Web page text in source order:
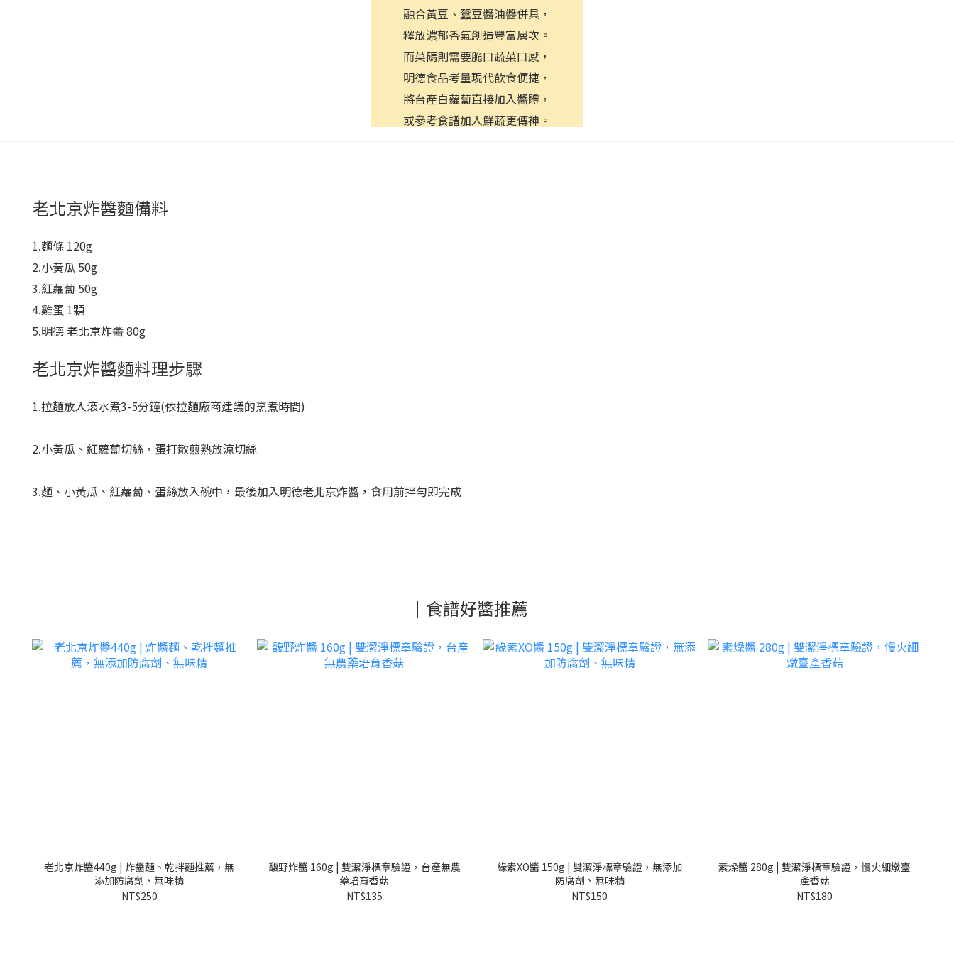
融合黃豆、蠶豆醬油醬併具，
釋放濃郁香氣創造豐富層次。
而菜碼則需要脆口蔬菜口感，
明德食品考量現代飲食便捷，
將台產白蘿蔔直接加入醬體，
或參考食譜加入鮮蔬更傳神。
老北京炸醬麵備料
1.麵條 120g
2.小黃瓜 50g
3.紅蘿蔔 50g
4.雞蛋 1顆
5.明德 老北京炸醬 80g
老北京炸醬麵料理步驟
1.拉麵放入滾水煮3-5分鐘(依拉麵廠商建議的烹煮時間)
2.小黃瓜、紅蘿蔔切絲，蛋打散煎熟放涼切絲
3.麵、小黃瓜、紅蘿蔔、蛋絲放入碗中，最後加入明德老北京炸醬，食用前拌勻即完成
｜食譜好醬推薦｜
老北京炸醬440g | 炸醬麵、乾拌麵推薦，無
添加防腐劑、無味精
NT$250
馥野炸醬 160g | 雙潔淨標章驗證，台產無農
藥培育香菇
NT$135
緣素XO醬 150g | 雙潔淨標章驗證，無添加
防腐劑、無味精
NT$150
素燥醬 280g | 雙潔淨標章驗證，慢火細燉臺
產香菇
NT$180